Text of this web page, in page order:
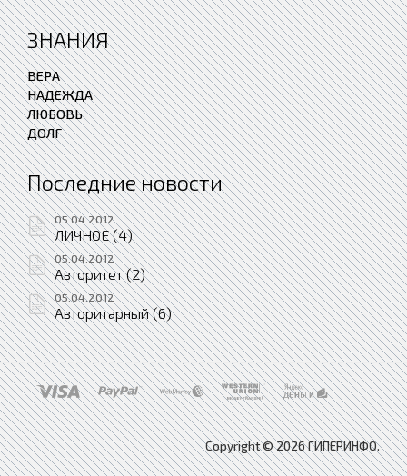
ЗНАНИЯ
ВЕРА
НАДЕЖДА
ЛЮБОВЬ
ДОЛГ
Последние новости
05.04.2012
ЛИЧНОЕ (4)
05.04.2012
Авторитет (2)
05.04.2012
Авторитарный (6)
Copyright © 2026 ГИПЕРИНФО.